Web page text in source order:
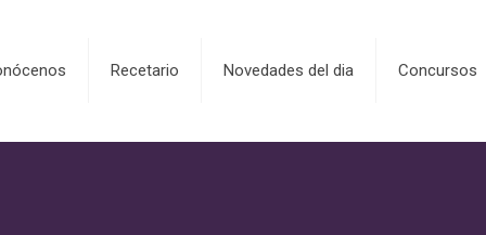
Recetario Novedades del dia Concursos